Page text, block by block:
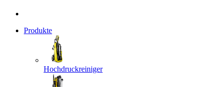
Produkte
Hochdruckreiniger